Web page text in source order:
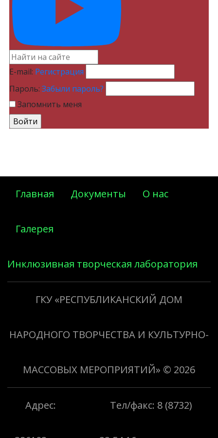
E-mail: Регистрация
Пароль: Забыли пароль?
Запомнить меня
Главная Документы О нас
Галерея
Инклюзивная творческая лаборатория
«Творить добро»
ГКУ «РЕСПУБЛИКАНСКИЙ ДОМ
НАРОДНОГО ТВОРЧЕСТВА И КУЛЬТУРНО-
МАССОВЫХ МЕРОПРИЯТИЙ» © 2026
Адрес: Тел/факс: 8 (8732)